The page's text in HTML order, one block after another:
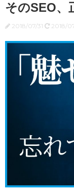
そのSEO、
2018/07/31 2018/